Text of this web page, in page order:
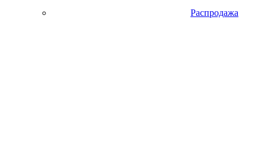
Распродажа